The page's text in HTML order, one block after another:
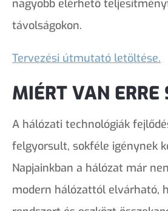
nagyobb elérhető
távolságokon.
Tervezési útmutató letöltése.
MIÉRT VAN ERRE
A hálózati technológiák
felgyorsult, sokféle igénynek
Napjainkban a hálózat már
modern hálózattól elvárható,